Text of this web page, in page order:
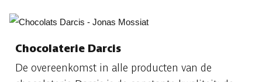
Chocolaterie Darcis
De overeenkomst in alle producten van de